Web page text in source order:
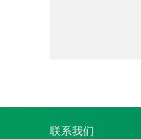
联系我们